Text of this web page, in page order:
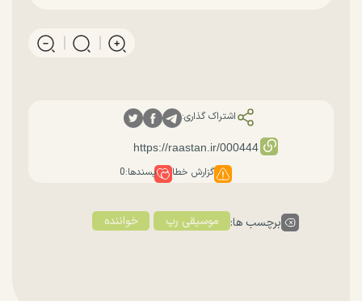
اشتراک گذاری:
گزارش خطا پسندها:0
برچسب ها: موسیقی رپ خواننده